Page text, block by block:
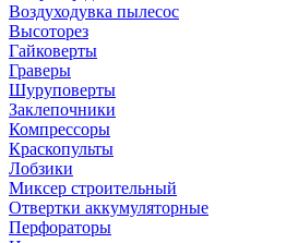
Воздуходувка пылесос
Высоторез
Гайковерты
Граверы
Шуруповерты
Заклепочники
Компрессоры
Краскопульты
Лобзики
Миксер строительный
Отвертки аккумуляторные
Перфораторы